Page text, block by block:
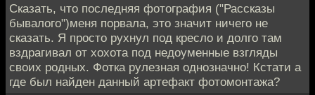
Сказать, что последняя фотография ("Рассказы
бывалого")меня порвала, это значит ничего не
сказать. Я просто рухнул под кресло и долго там
вздрагивал от хохота под недоуменные взгляды
своих родных. Фотка рулезная однозначно! Кстати а
где был найден данный артефакт фотомонтажа?